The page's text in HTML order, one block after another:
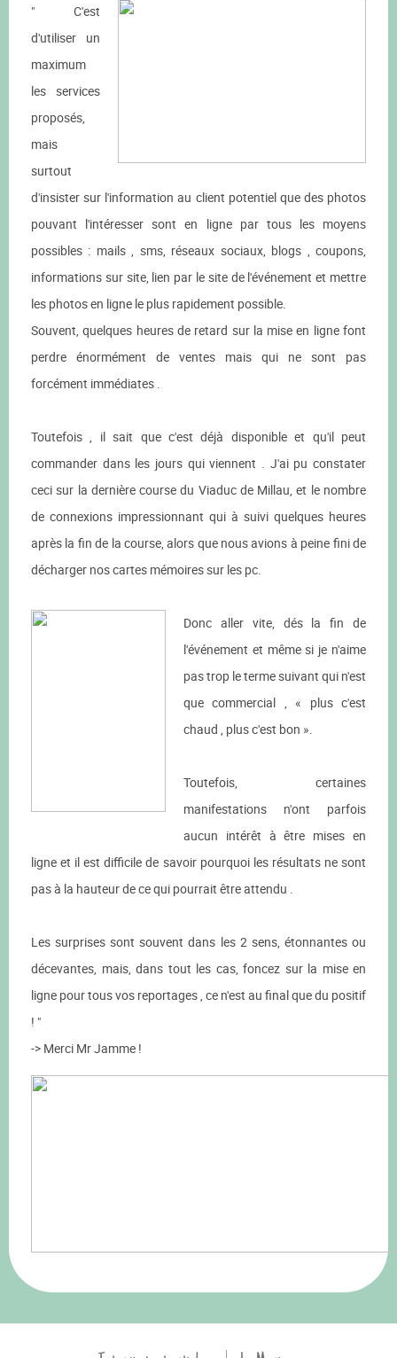
" C'est
d'utiliser un
maximum
les services
proposés,
mais
surtout
d'insister sur l'information au client potentiel que des photos
pouvant l'intéresser sont en ligne par tous les moyens
possibles : mails , sms, réseaux sociaux, blogs , coupons,
informations sur site, lien par le site de l'événement et mettre
les photos en ligne le plus rapidement possible.
Souvent, quelques heures de retard sur la mise en ligne font
perdre énormément de ventes mais qui ne sont pas
forcément immédiates .
Toutefois , il sait que c'est déjà disponible et qu'il peut
commander dans les jours qui viennent . J'ai pu constater
ceci sur la dernière course du Viaduc de Millau, et le nombre
de connexions impressionnant qui à suivi quelques heures
après la fin de la course, alors que nous avions à peine fini de
décharger nos cartes mémoires sur les pc.
Donc aller vite, dés la fin de
l'événement et même si je n'aime
pas trop le terme suivant qui n'est
que commercial , « plus c'est
chaud , plus c'est bon ».
Toutefois, certaines
manifestations n'ont parfois
aucun intérêt à être mises en
ligne et il est difficile de savoir pourquoi les résultats ne sont
pas à la hauteur de ce qui pourrait être attendu .
Les surprises sont souvent dans les 2 sens, étonnantes ou
décevantes, mais, dans tout les cas, foncez sur la mise en
ligne pour tous vos reportages , ce n'est au final que du positif
! "
-> Merci Mr Jamme !